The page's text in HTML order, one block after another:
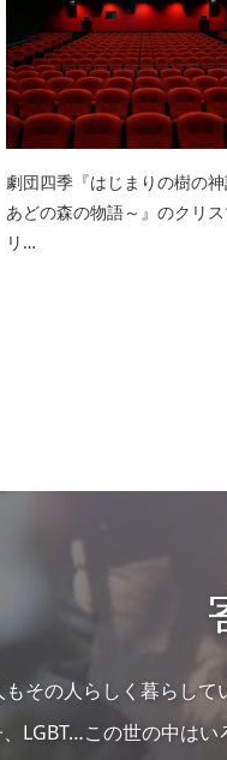
劇団四季『はじまりの樹の
あどの森の物語～』のクリ
リ…
もその人らしく暮らし
LGBT…この世の中は